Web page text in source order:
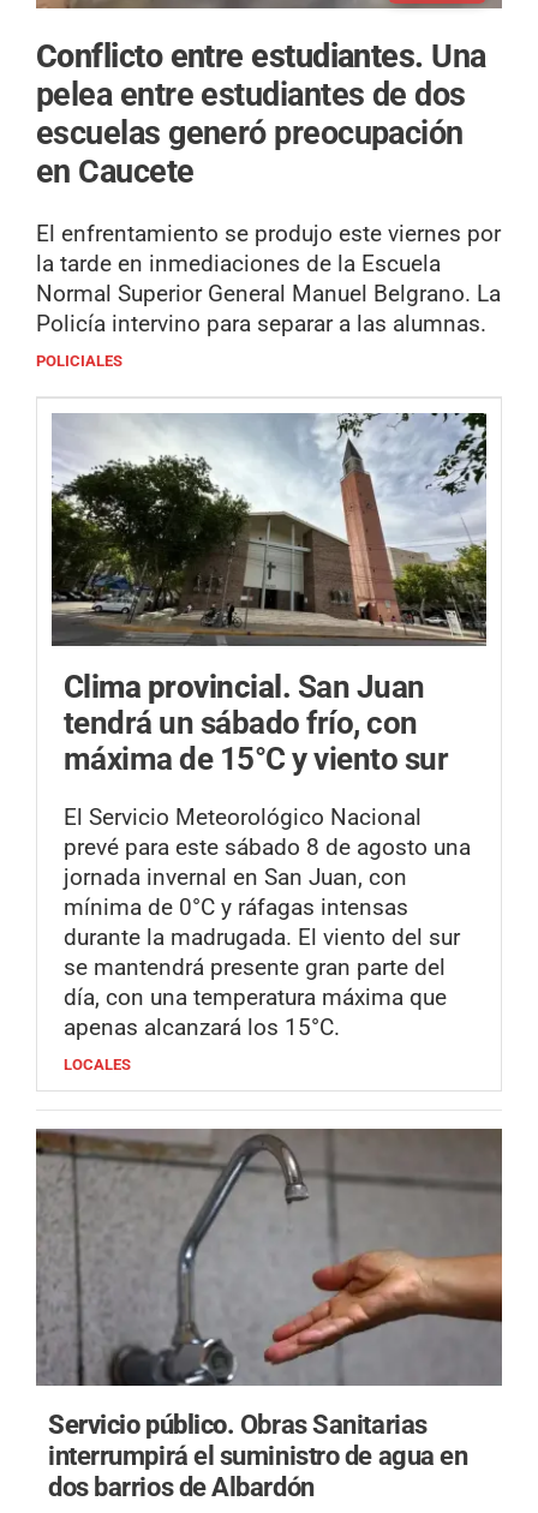
Conflicto entre estudiantes. Una
pelea entre estudiantes de dos
escuelas generó preocupación
en Caucete
El enfrentamiento se produjo este viernes por
la tarde en inmediaciones de la Escuela
Normal Superior General Manuel Belgrano. La
Policía intervino para separar a las alumnas.
POLICIALES
Clima provincial. San Juan
tendrá un sábado frío, con
máxima de 15°C y viento sur
El Servicio Meteorológico Nacional
prevé para este sábado 8 de agosto una
jornada invernal en San Juan, con
mínima de 0°C y ráfagas intensas
durante la madrugada. El viento del sur
se mantendrá presente gran parte del
día, con una temperatura máxima que
apenas alcanzará los 15°C.
LOCALES
Servicio público. Obras Sanitarias
interrumpirá el suministro de agua en
dos barrios de Albardón